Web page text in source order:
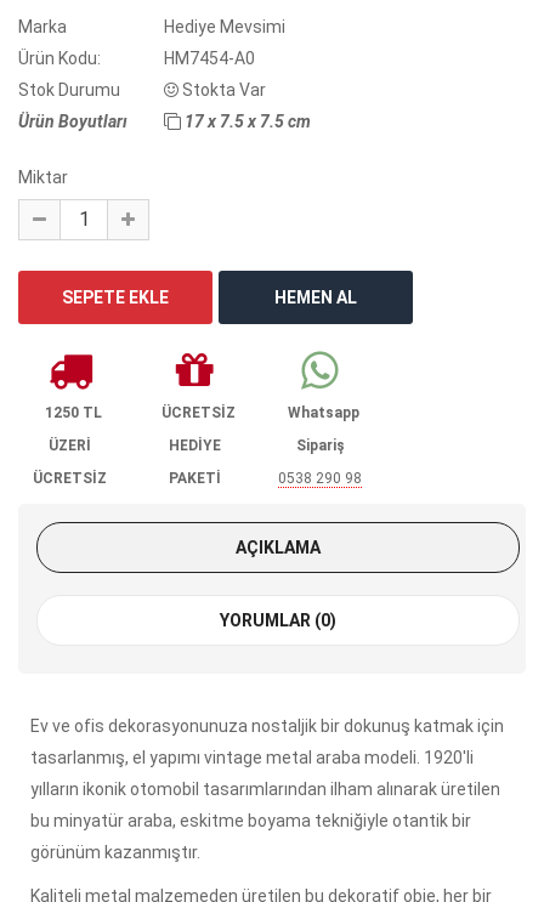
Marka
Hediye Mevsimi
Ürün Kodu:
HM7454-A0
Stok Durumu
Stokta Var
Ürün Boyutları
17 x 7.5 x 7.5 cm
Miktar
1250 TL
ÜZERİ
ÜCRETSİZ
ÜCRETSİZ
HEDİYE
PAKETİ
Whatsapp
Sipariş
0538 290 98
AÇIKLAMA
YORUMLAR (0)
Ev ve ofis dekorasyonunuza nostaljik bir dokunuş katmak için
tasarlanmış, el yapımı vintage metal araba modeli. 1920'li
yılların ikonik otomobil tasarımlarından ilham alınarak üretilen
bu minyatür araba, eskitme boyama tekniğiyle otantik bir
görünüm kazanmıştır.
Kaliteli metal malzemeden üretilen bu dekoratif obje, her bir